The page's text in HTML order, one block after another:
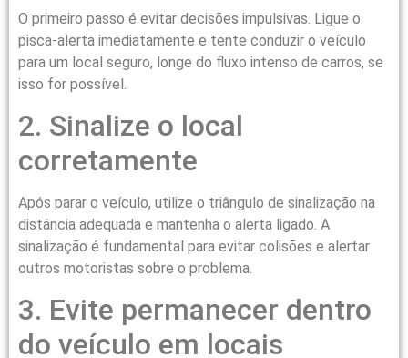
O primeiro passo é evitar decisões impulsivas. Ligue o
pisca-alerta imediatamente e tente conduzir o veículo
para um local seguro, longe do fluxo intenso de carros, se
isso for possível.
2. Sinalize o local
corretamente
Após parar o veículo, utilize o triângulo de sinalização na
distância adequada e mantenha o alerta ligado. A
sinalização é fundamental para evitar colisões e alertar
outros motoristas sobre o problema.
3. Evite permanecer dentro
do veículo em locais